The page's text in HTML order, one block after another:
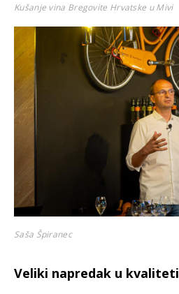
Kušanje vina Bregovite Hrvatske u Mivi
Saša Špiranec
Veliki napredak u kvaliteti